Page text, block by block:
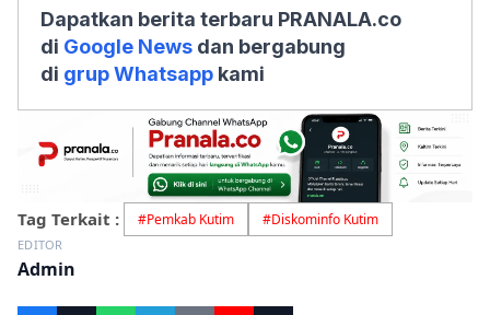
Dapatkan berita terbaru PRANALA.co
di Google News dan bergabung
di grup Whatsapp kami
Tag Terkait : #Pemkab Kutim #Diskominfo Kutim
EDITOR
Admin